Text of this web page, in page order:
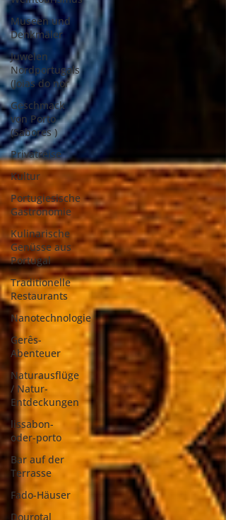
Museen und
Denkmäler
Juwelen
Nordportugals
(Joias do nor
Geschmack
von Porto
(Sabores )
Privatreise
Kultur
Portugiesische
Gastronomie
Kulinarische
Genüsse aus
Portugal
Traditionelle
Restaurants
Nanotechnologie
Gerês-
Abenteuer
Naturausflüge
/ Natur-
Entdeckungen
lissabon-
oder-porto
Bar auf der
Terrasse
Fado-Häuser
Dourotal